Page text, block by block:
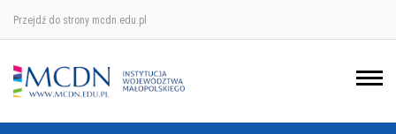
Przejdź do strony mcdn.edu.pl
Ośrodek w Krakowie
Ośrodek w Nowym Sączu